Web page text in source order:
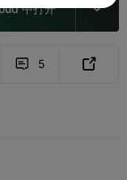
中打开 
 5 